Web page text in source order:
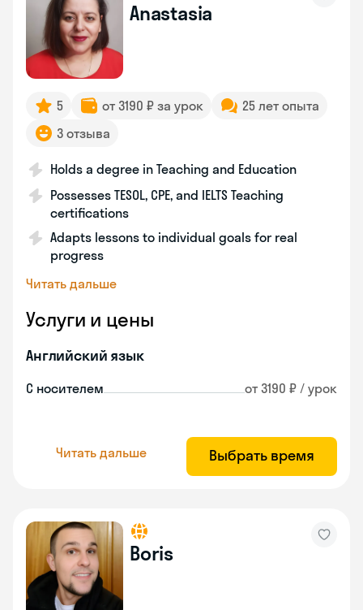
Anastasia
5 от 3190 ₽ за урок
25 лет опыта
3 отзыва
Holds a degree in Teaching and Education
Possesses TESOL, CPE, and IELTS Teaching
certifications
Adapts lessons to individual goals for real
progress
Читать дальше
Услуги и цены
Английский язык
С носителем от 3190 ₽ / урок
Читать дальше Выбрать время
Boris